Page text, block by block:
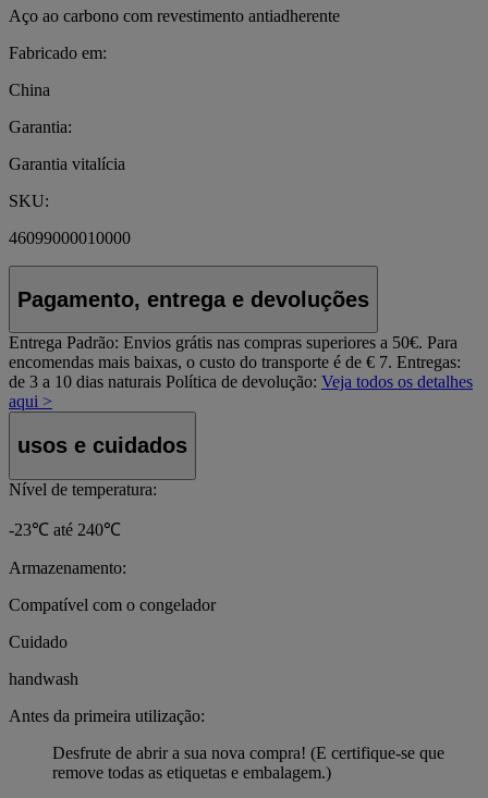
Aço ao carbono com revestimento antiadherente
Fabricado em:
China
Garantia:
Garantia vitalícia
SKU:
46099000010000
Pagamento, entrega e devoluções
Entrega Padrão: Envios grátis nas compras superiores a 50€. Para
encomendas mais baixas, o custo do transporte é de € 7. Entregas:
de 3 a 10 dias naturais Política de devolução: Veja todos os detalhes
aqui >
usos e cuidados
Nível de temperatura:
-23℃ até 240℃
Armazenamento:
Compatível com o congelador
Cuidado
handwash
Antes da primeira utilização:
Desfrute de abrir a sua nova compra! (E certifique-se que
remove todas as etiquetas e embalagem.)